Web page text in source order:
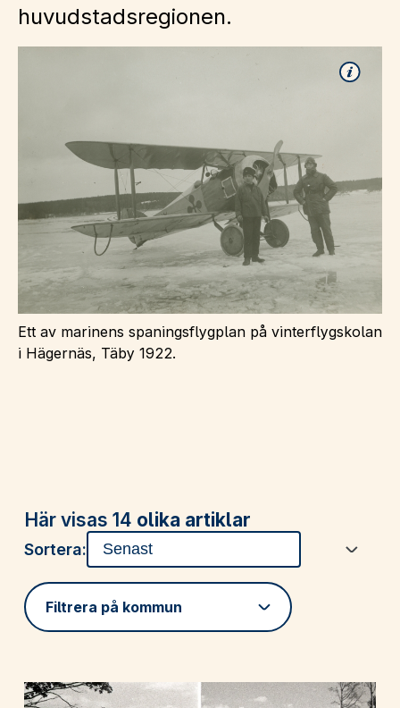
huvudstadsregionen.
Ett av marinens spaningsflygplan på vinterflygskolan
i Hägernäs, Täby 1922.
Här visas 14 olika artiklar
Sortera:
Filtrera på kommun